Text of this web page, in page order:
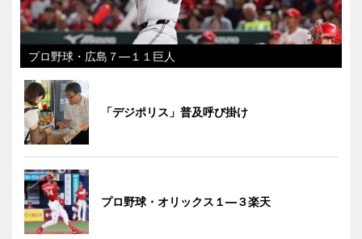
プロ野球・広島７―１１巨人
「デジポリス」普及呼び掛け
プロ野球・オリックス１―３楽天